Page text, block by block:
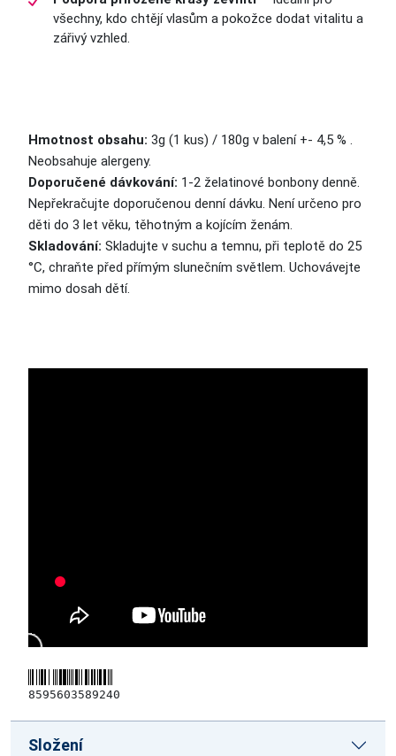
všechny, kdo chtějí vlasům a pokožce dodat vitalitu a
zářivý vzhled.
Hmotnost obsahu: 3g (1 kus) / 180g v balení +- 4,5 % .
Neobsahuje alergeny.
Doporučené dávkování: 1-2 želatinové bonbony denně.
Nepřekračujte doporučenou denní dávku. Není určeno pro
děti do 3 let věku, těhotným a kojícím ženám.
Skladování: Skladujte v suchu a temnu, při teplotě do 25
°C, chraňte před přímým slunečním světlem. Uchovávejte
mimo dosah dětí.
8595603589240
Složení